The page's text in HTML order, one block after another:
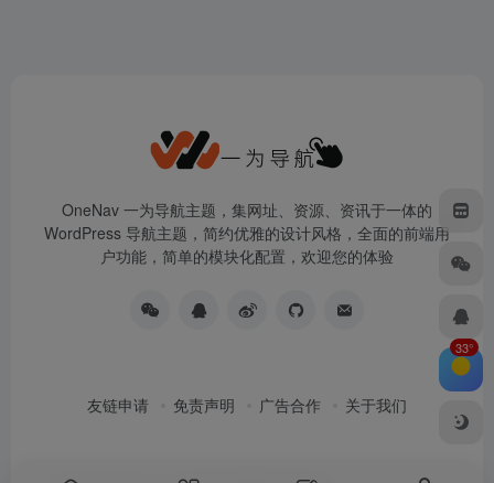
OneNav 一为导航主题，集网址、资源、资讯于一体的
WordPress 导航主题，简约优雅的设计风格，全面的前端用
户功能，简单的模块化配置，欢迎您的体验
友链申请 免责声明 广告合作 关于我们
33°